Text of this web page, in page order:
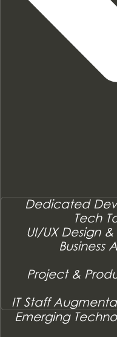
Dedicated
Tech
UI/UX Design
Business
Project &
IT Staff
Emerging